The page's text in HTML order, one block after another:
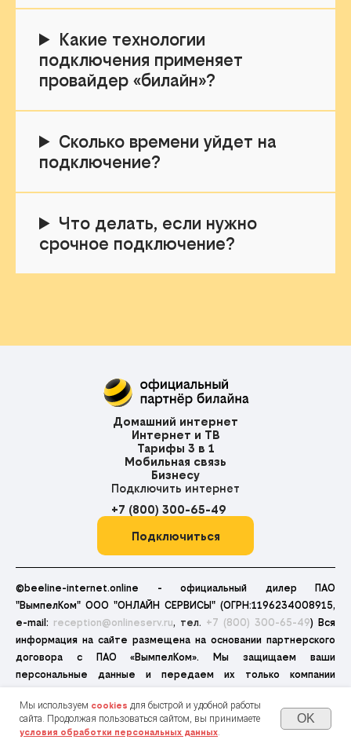
Какие технологии
подключения применяет
провайдер «билайн»?
Сколько времени уйдет на
подключение?
Что делать, если нужно
срочное подключение?
Домашний интернет
Интернет и ТВ
Тарифы 3 в 1
Мобильная связь
Бизнесу
Подключить интернет
+7 (800) 300-65-49
Подключиться
©beeline-internet.online - официальный дилер ПАО
"ВымпелКом" ООО "ОНЛАЙН СЕРВИСЫ" (ОГРН:1196234008915,
e-mail: reception@onlineserv.ru, тел. +7 (800) 300-65-49) Вся
информация на сайте размещена на основании партнерского
договора с ПАО «ВымпелКом». Мы защищаем ваши
персональные данные и передаем их только компании
конфиденциальности, Пользовательское соглашениеи даёте
согласие на обработку Ваших персональных данных
Мы используем cookies для быстрой и удобной работы
сайта. Продолжая пользоваться сайтом, вы принимаете
условия обработки персональных данных.
OK